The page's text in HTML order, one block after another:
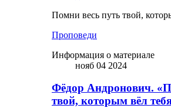
Помни весь путь твой,
Проповеди
Информация о материале
нояб 04 2024
Фёдор Андронович.
твой, которым вёл